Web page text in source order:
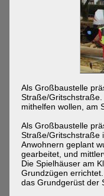
Als Großbaustelle
Straße/
mithelfen wollen, am
Als Großbaustelle
Straße/Gritschstraße
Anwohnern geplant
gearbeitet, und
Die Spielhäuser am
Grundzügen
das Grundgerüst der